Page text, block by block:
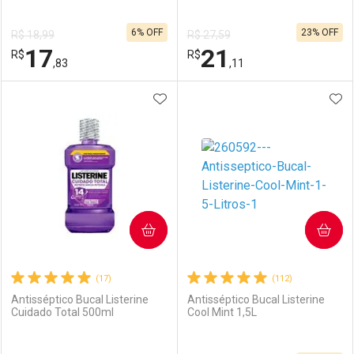
R$ 18,99
R$17,83
6% OFF
Laboratório
Por Menos
R$ 27,59
R$21 ,11
23% OFF
Laboratório
Por Menos
(17)
Antisséptico Bucal Listerine
Cuidado Total 500ml
ADICIONAR AOS FAVORITOS
COMPRAR
(112)
Antisséptico Bucal Listerine
Cool Mint 1,5L
COMPRAR